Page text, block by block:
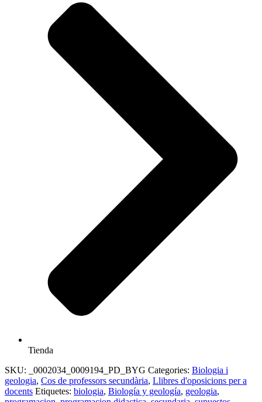
Tienda
SKU:
_0002034_0009194_PD_BYG Categories: Biologia i
geologia, Cos de professors secundària, Llibres d'oposicions per a
docents Etiquetes: biologia, Biología y geología, geologia,